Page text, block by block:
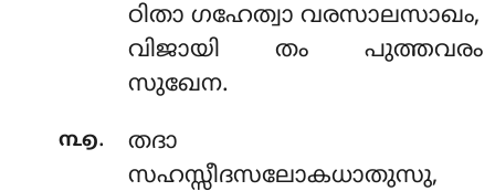
ഠിതാ ഗഹേത്വാ വരസാലസാഖം,
വിജായി തം പുത്തവരം
സുഖേന.
൩൭.
തദാ
സഹസ്സീദസലോകധാതുസു,